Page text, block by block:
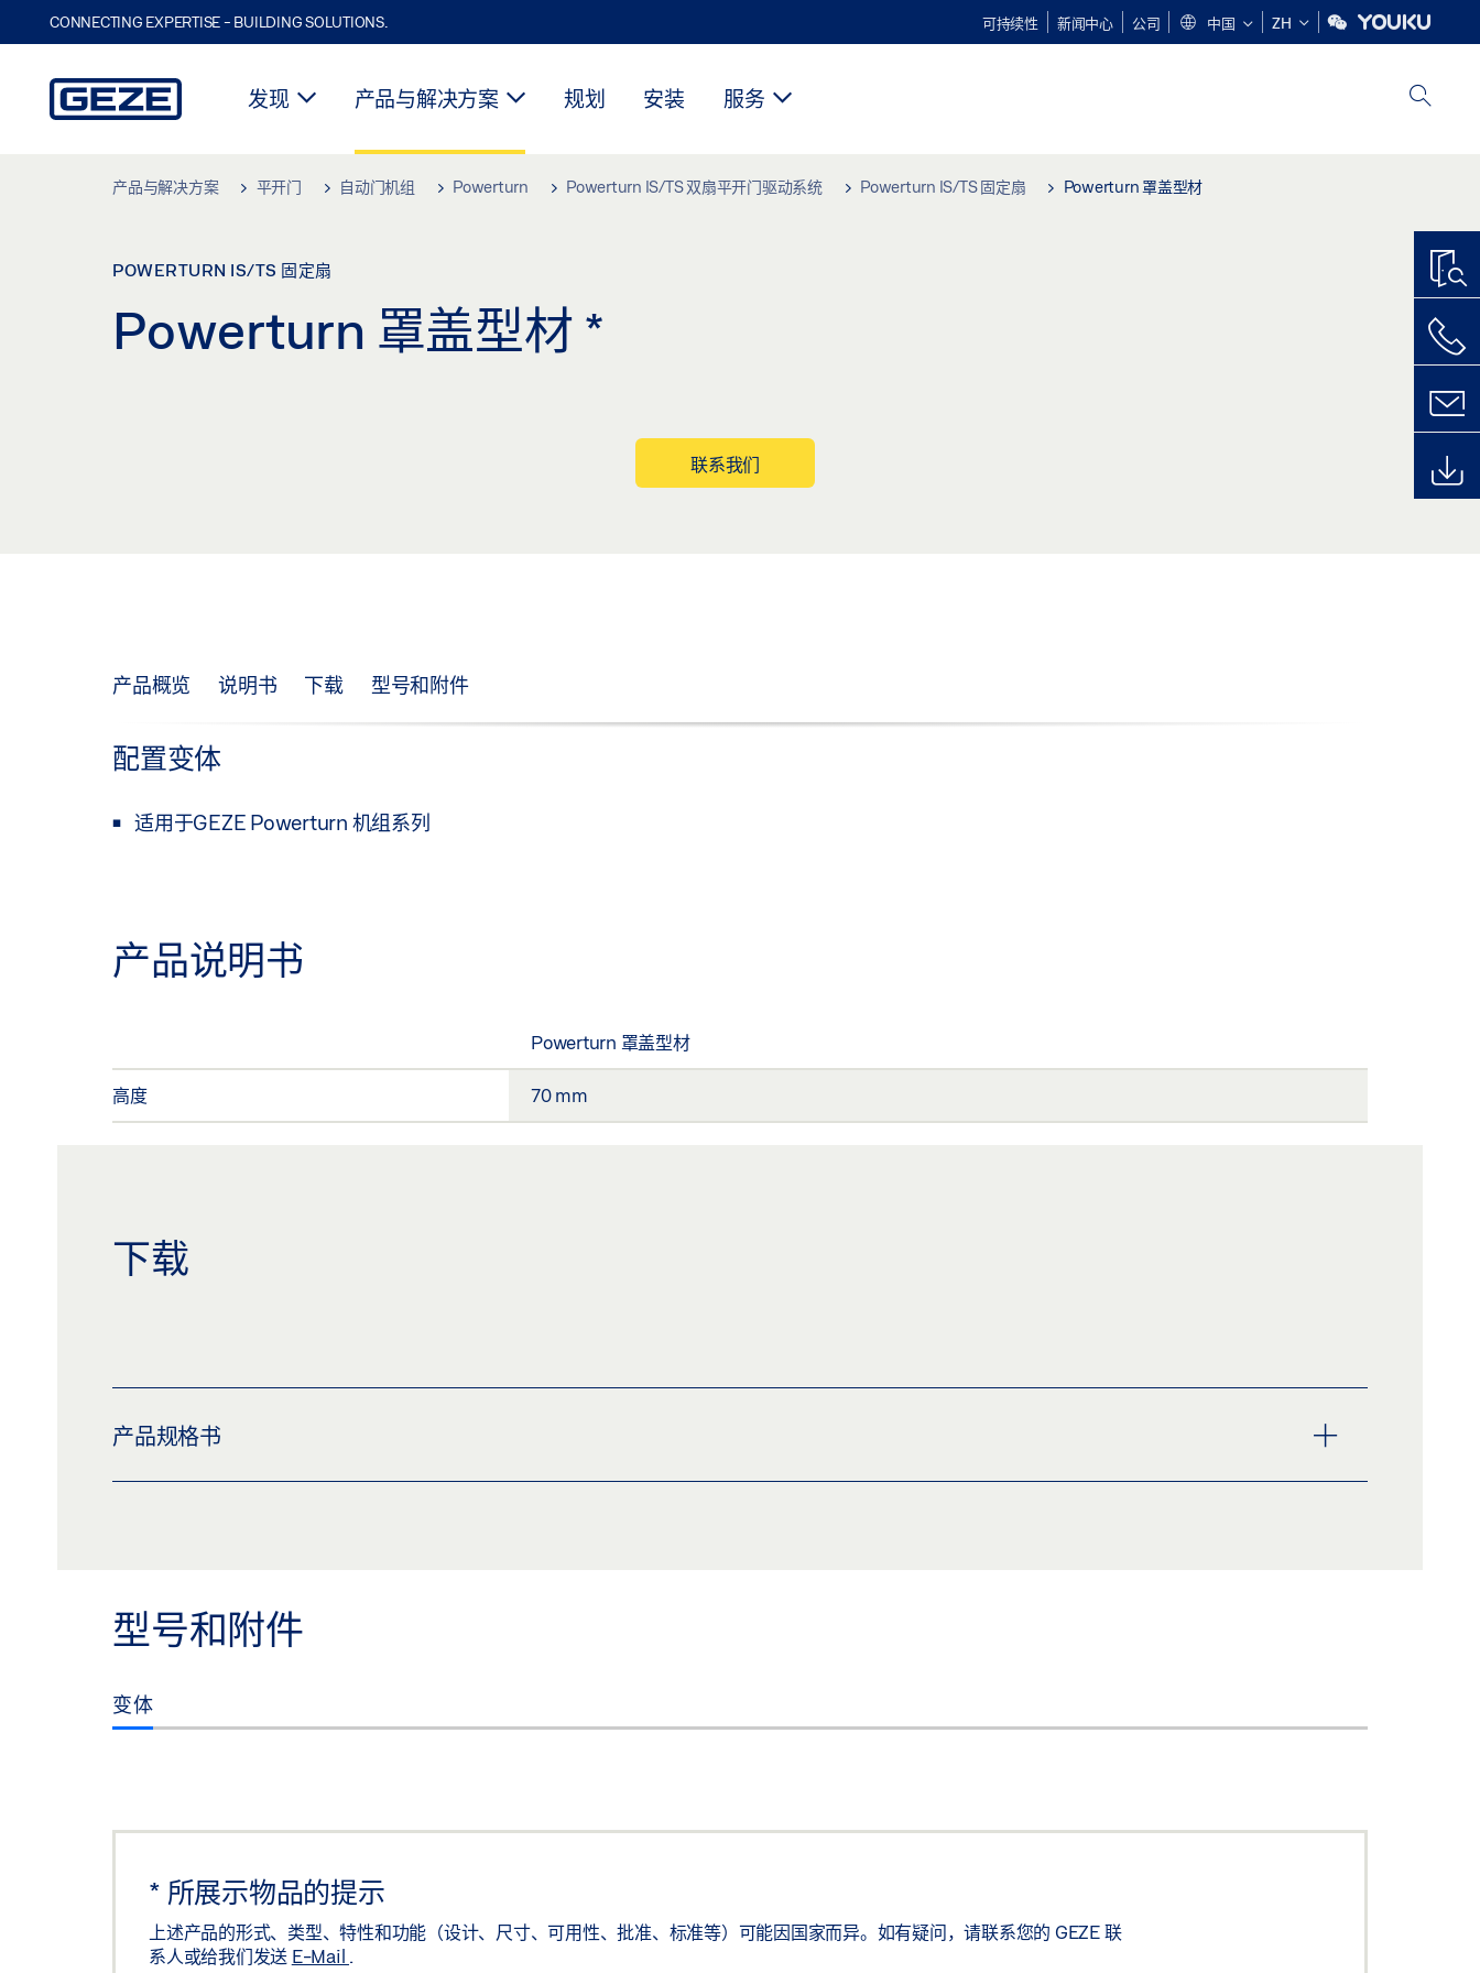
CONNECTING EXPERTISE - BUILDING SOLUTIONS. 可持续性 新闻中心 公司 中国 ZH
发现 产品与解决方案 规划 安装 服务
产品与解决方案 平开门 自动门机组 Powerturn Powerturn IS/TS 双扇平开门驱动系统 Powerturn IS/TS 固定扇 Powerturn 罩盖型材
POWERTURN IS/TS 固定扇
Powerturn 罩盖型材 *
联系我们
产品概览 说明书 下载 型号和附件
配置变体
适用于GEZE Powerturn 机组系列
产品说明书
Powerturn 罩盖型材
高度 70 mm
下载
产品规格书
型号和附件
变体
* 所展示物品的提示
上述产品的形式、类型、特性和功能（设计、尺寸、可用性、批准、标准等）可能因国家而异。如有疑问，请联系您的 GEZE 联
系人或给我们发送 E-Mail .